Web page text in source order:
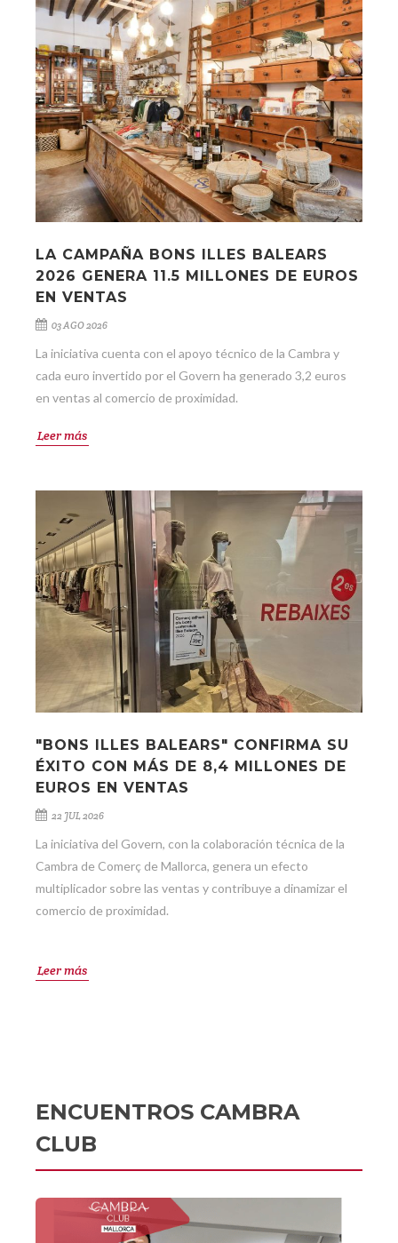
LA CAMPAÑA BONS ILLES BALEARS
2026 GENERA 11.5 MILLONES DE EUROS
EN VENTAS
03 AGO 2026
La iniciativa cuenta con el apoyo técnico de la Cambra y
cada euro invertido por el Govern ha generado 3,2 euros
en ventas al comercio de proximidad.
Leer más
"BONS ILLES BALEARS" CONFIRMA SU
ÉXITO CON MÁS DE 8,4 MILLONES DE
EUROS EN VENTAS
22 JUL 2026
La iniciativa del Govern, con la colaboración técnica de la
Cambra de Comerç de Mallorca, genera un efecto
multiplicador sobre las ventas y contribuye a dinamizar el
comercio de proximidad.
Leer más
ENCUENTROS CAMBRA
CLUB